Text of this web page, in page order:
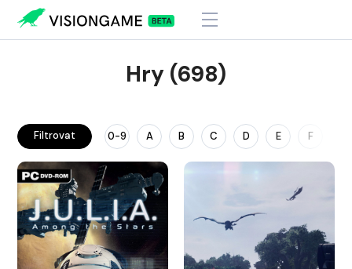
Hry (698)
Filtrovat 0-9 A B C D E F